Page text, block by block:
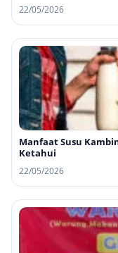
22/05/2026
Manfaat Susu
Ketahui
22/05/2026